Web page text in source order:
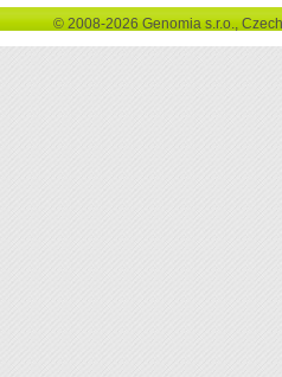
© 2008-2026 Genomia s.r.o.,